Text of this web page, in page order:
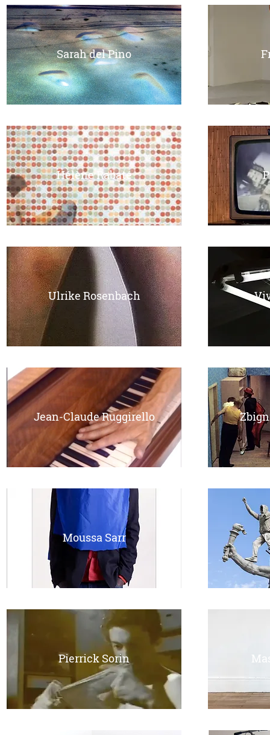
Sarah del Pino
Hélène Rabaté
Ulrike Rosenbach
Jean-Claude Ruggirello
Moussa Sarr
Pierrick Sorin